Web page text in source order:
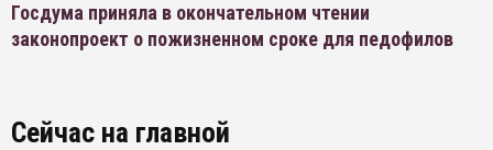
Госдума приняла в окончательном чтении
законопроект о пожизненном сроке для педофилов
Сейчас на главной